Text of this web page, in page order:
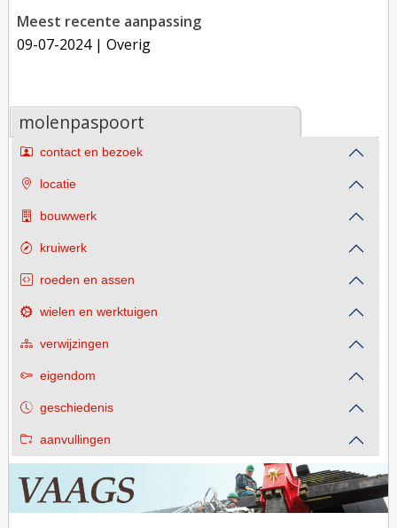
Meest recente aanpassing
09-07-2024| Overig
molenpaspoort
contact en bezoek
locatie
bouwwerk
kruiwerk
roeden en assen
wielen en werktuigen
verwijzingen
eigendom
geschiedenis
aanvullingen